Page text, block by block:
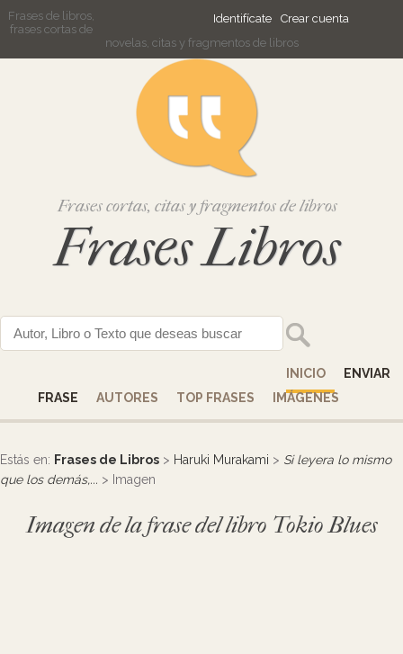
Identifícate Crear cuenta
Frases de libros,
frases cortas de
novelas, citas y fragmentos de libros
Frases cortas, citas y fragmentos de libros
Frases Libros
INICIO
ENVIAR
FRASE
AUTORES TOP FRASES IMÁGENES
Estás en: Frases de Libros > Haruki Murakami > Si leyera lo mismo
que los demás,... > Imagen
Imagen de la frase del libro Tokio Blues